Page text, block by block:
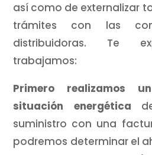
así como de externalizar
trámites con las
distribuidoras. Te
trabajamos:
Primero realizamos
situación energética
suministro con una
podremos determinar el